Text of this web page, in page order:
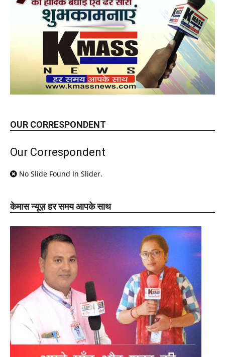
OUR CORRESPONDENT
Our Correspondent
No Slide Found In Slider.
केमास न्यूज़ हर समय आपके साथ